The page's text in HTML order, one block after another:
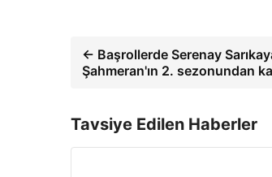
← Başrollerde Serenay
Şahmeran'ın 2. sezonundan
Tavsiye Edilen Haberler